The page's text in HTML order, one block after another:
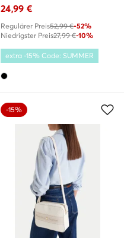
24,99 €
Regulärer Preis52,99 €-52%
Niedrigster Preis27,99 €-10%
extra -15% Code: SUMMER
-15%